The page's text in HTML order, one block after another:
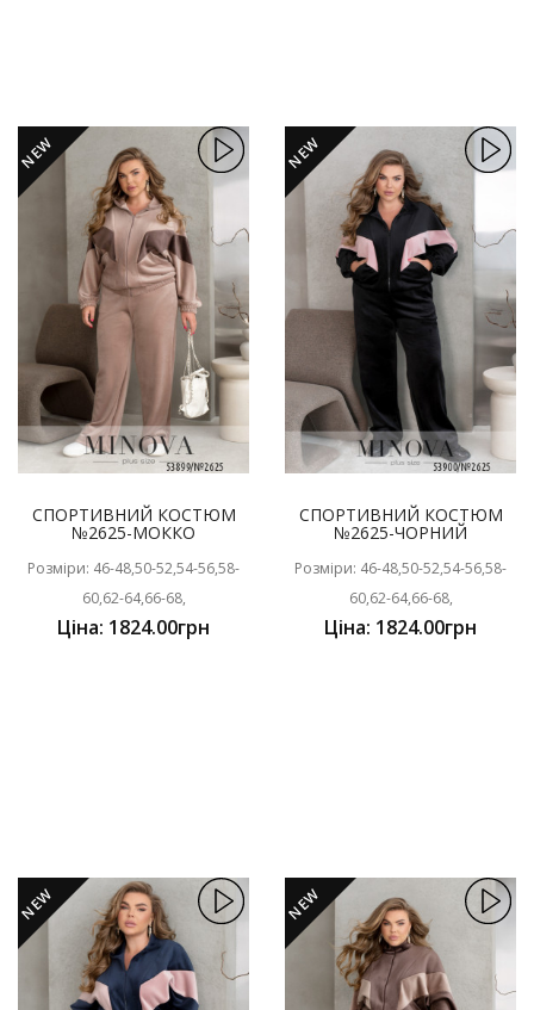
NEW
СПОРТИВНИЙ КОСТЮМ
№2625-МОККО
Розміри: 46-48,50-52,54-56,58-
60,62-64,66-68,
Ціна: 1824.00грн
NEW
СПОРТИВНИЙ КОСТЮМ
№2625-ЧОРНИЙ
Розміри: 46-48,50-52,54-56,58-
60,62-64,66-68,
Ціна: 1824.00грн
NEW NEW